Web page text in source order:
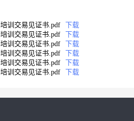
训交易见证书.pdf
下载
训交易见证书.pdf
下载
训交易见证书.pdf
下载
训交易见证书.pdf
下载
训交易见证书.pdf
下载
训交易见证书.pdf
下载